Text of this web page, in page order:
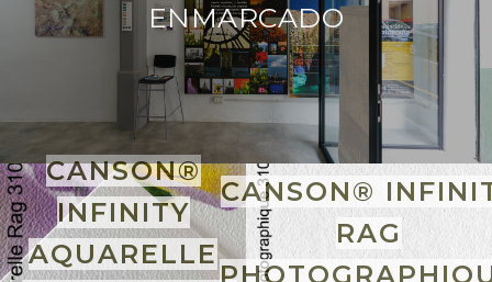
ENMARCADO
CANSON®
INFINITY
AQUARELLE
CANSON®
RAG